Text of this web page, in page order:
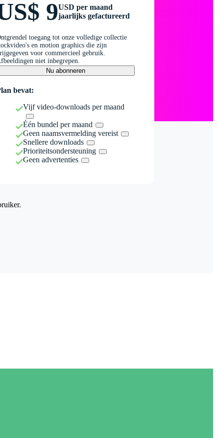
9USD per maand
jaarlijks gefactureerd
toegang tot onze volledige collectie
en motion graphics die zijn
voor commercieel gebruik.
niet inbegrepen.
Nu abonneren
bevat:
Vijf video-downloads per maand
Één bundel per maand
Geen naamsvermelding vereist
Snellere downloads
Prioriteitsondersteuning
Geen advertenties